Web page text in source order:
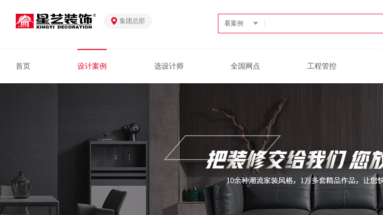
集团总部 看案例
首页 设计案例 选设计师 全国网点 工程管控